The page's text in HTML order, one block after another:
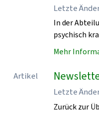
Letzte
In der
psychisch
Mehr
Artikel
Letzte
Zurück zur